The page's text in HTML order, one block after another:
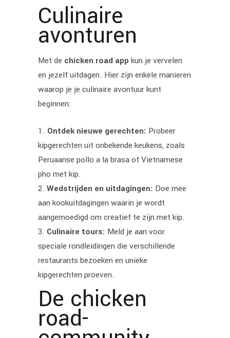
Culinaire
avonturen
Met de chicken road appkun je vervelen
en jezelf uitdagen. Hier zijn enkele manieren
waarop je je culinaire avontuur kunt
beginnen:
Ontdek nieuwe gerechten: Probeer
kipgerechten uit onbekende keukens, zoals
Peruaanse pollo a la brasa of Vietnamese
pho met kip.
Wedstrijden en uitdagingen: Doe mee
aan kookuitdagingen waarin je wordt
aangemoedigd om creatief te zijn met kip.
Culinaire tours: Meld je aan voor
speciale rondleidingen die verschillende
restaurants bezoeken en unieke
kipgerechten proeven.
De chicken
road-